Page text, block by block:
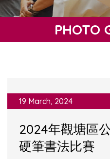
PHOTO
19 March, 2024
2024年觀塘區
硬筆書法比賽